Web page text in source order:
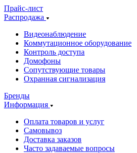
Прайс-лист
Распродажа
Видеонаблюдение
Коммутационное оборудование
Контроль доступа
Домофоны
Сопутствующие товары
Охранная сигнализация
Бренды
Информация
Оплата товаров и услуг
Самовывоз
Доставка заказов
Часто задаваемые вопросы